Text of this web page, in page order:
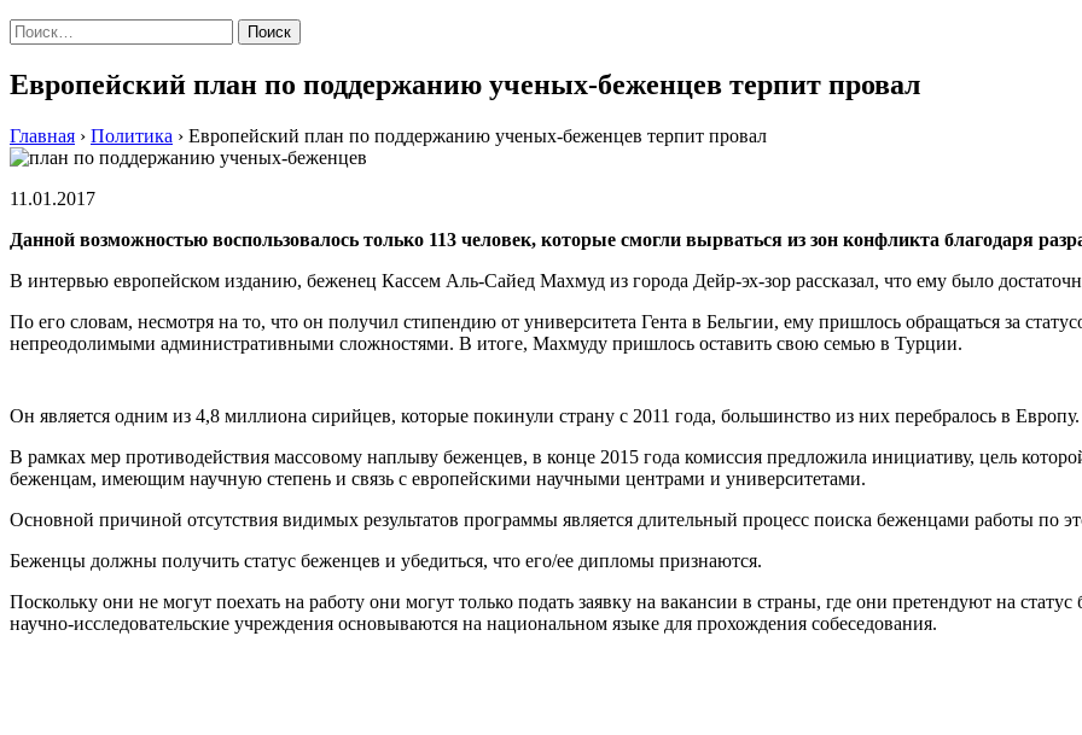
Найти:
Европейский план по поддержанию ученых-беженцев терпит провал
Главная › Политика › Европейский план по поддержанию ученых-беженцев терпит провал
11.01.2017
Данной возможностью воспользовалось только 113 человек, которые смогли вырваться из зон конфликта благодаря
В интервью европейском изданию, беженец Кассем Аль-Сайед Махмуд из города Дейр-эх-зор рассказал, что ему было
По его словам, несмотря на то, что он получил стипендию от университета Гента в Бельгии, ему пришлось обращаться за
непреодолимыми административными сложностями. В итоге, Махмуду пришлось оставить свою семью в Турции.
Он является одним из 4,8 миллиона сирийцев, которые покинули страну с 2011 года, большинство из них перебралось в Европу.
В рамках мер противодействия массовому наплыву беженцев, в конце 2015 года комиссия предложила инициативу, цель
беженцам, имеющим научную степень и связь с европейскими научными центрами и университетами.
Основной причиной отсутствия видимых результатов программы является длительный процесс поиска беженцами работы по
Беженцы должны получить статус беженцев и убедиться, что его/ее дипломы признаются.
Поскольку они не могут поехать на работу они могут только подать заявку на вакансии в страны, где они претендуют на
научно-исследовательские учреждения основываются на национальном языке для прохождения собеседования.